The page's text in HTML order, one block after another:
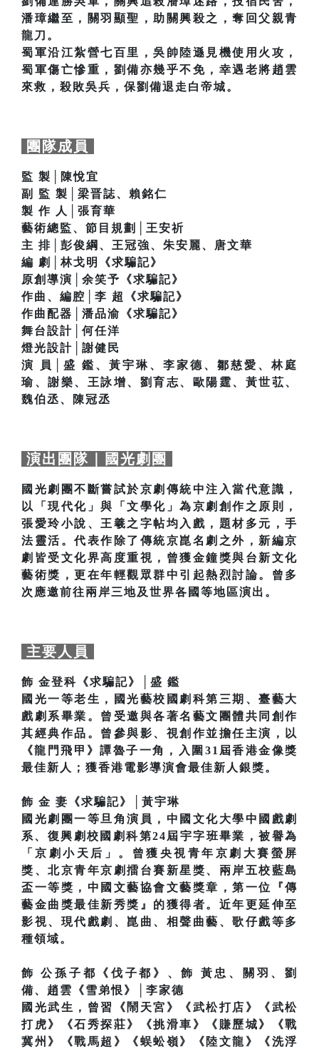
潘璋繼至，關羽顯聖，助關興殺之，奪回父親青
龍刀。
蜀軍沿江紮營七百里，吳帥陸遜見機使用火攻，
蜀軍傷亡慘重，劉備亦幾乎不免，幸遇老將趙雲
來救，殺敗吳兵，保劉備退走白帝城。
團隊成員
監 製│陳悅宜
副 監 製│梁晋誌、賴銘仁
製 作 人│張育華
藝術總監、節目規劃│王安祈
主 排│彭俊綱、王冠強、朱安麗、唐文華
編 劇│林戈明《求騙記》
原創導演│余笑予《求騙記》
作曲、編腔│李 超《求騙記》
作曲配器│潘品渝《求騙記》
舞台設計│何任洋
燈光設計│謝健民
演 員│盛 鑑、黃宇琳、李家德、鄒慈愛、林庭
瑜、謝樂、王詠增、劉育志、歐陽霆、黃世苰、
魏伯丞、陳冠丞
演出團隊｜國光劇團
國光劇團不斷嘗試於京劇傳統中注入當代意識，
以「現代化」與「文學化」為京劇創作之原則，
張愛玲小說、王羲之字帖均入戲，題材多元，手
法靈活。代表作除了傳統京崑名劇之外，新編京
劇皆受文化界高度重視，曾獲金鐘獎與台新文化
藝術獎，更在年輕觀眾群中引起熱烈討論。曾多
次應邀前往兩岸三地及世界各國等地區演出。
主要人員
飾 金登科《求騙記》│盛 鑑
國光一等老生，國光藝校國劇科第三期、臺藝大
戲劇系畢業。曾受邀與各著名藝文團體共同創作
其經典作品。曾參與影、視創作並擔任主演，以
《龍門飛甲》譚魯子一角，入圍31屆香港金像獎
最佳新人；獲香港電影導演會最佳新人銀獎。
飾 金 妻《求騙記》│黃宇琳
國光劇團一等旦角演員，中國文化大學中國戲劇
系、復興劇校國劇科第24屆宇字班畢業，被譽為
「京劇小天后」。曾獲央視青年京劇大賽螢屏
獎、北京青年京劇擂台賽新星獎、兩岸五校藍島
盃一等獎，中國文藝協會文藝獎章，第一位『傳
藝金曲獎最佳新秀獎』的獲得者。近年更延伸至
影視、現代戲劇、崑曲、相聲曲藝、歌仔戲等多
種領域。
飾 公孫子都《伐子都》、飾 黃忠、關羽、劉
備、趙雲《雪弟恨》│李家德
國光武生，曾習《鬧天宮》《武松打店》《武松
打虎》《石秀探莊》《挑滑車》《賺歷城》《戰
冀州》《戰馬超》《蜈蚣嶺》《陸文龍》《洗浮